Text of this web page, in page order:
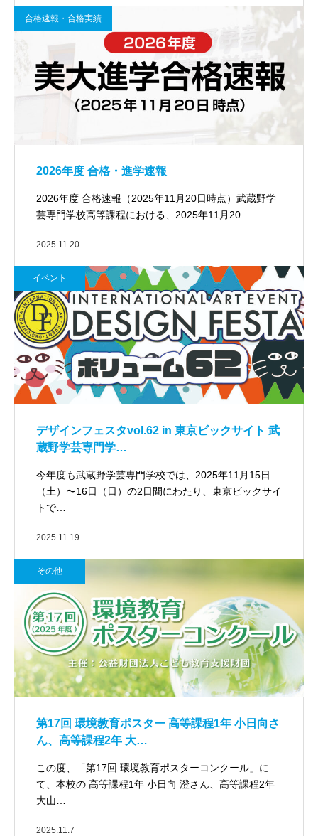
合格速報・合格実績
2026年度 合格・進学速報
2026年度 合格速報（2025年11月20日時点）武蔵野学
芸専門学校高等課程における、2025年11月20…
2025.11.20
イベント
デザインフェスタvol.62 in 東京ビックサイト 武
蔵野学芸専門学…
今年度も武蔵野学芸専門学校では、2025年11月15日
（土）〜16日（日）の2日間にわたり、東京ビックサイ
トで…
2025.11.19
その他
第17回 環境教育ポスター 高等課程1年 小日向さ
ん、高等課程2年 大…
この度、「第17回 環境教育ポスターコンクール」に
て、本校の 高等課程1年 小日向 澄さん、高等課程2年
大山…
2025.11.7